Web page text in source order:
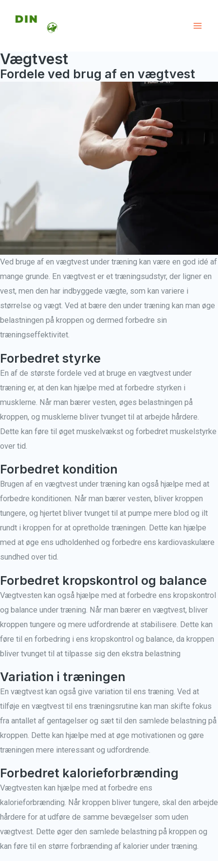
Vægtvest
Fordele ved brug af en vægtvest
Ved bruge af en vægtvest under træning kan være en god idé af
mange grunde. En vægtvest er et træningsudstyr, der ligner en
vest, men den har indbyggede vægte, som kan variere i
størrelse og vægt. Ved at bære den under træning kan man øge
belastningen på kroppen og dermed forbedre sin
træningseffektivitet.
Forbedret styrke
En af de største fordele ved at bruge en vægtvest under
træning er, at den kan hjælpe med at forbedre styrken i
musklerne. Når man bærer vesten, øges belastningen på
kroppen, og musklerne bliver tvunget til at arbejde hårdere.
Dette kan føre til øget muskelvækst og forbedret muskelstyrke
over tid.
Forbedret kondition
Brugen af en vægtvest under træning kan også hjælpe med at
forbedre konditionen. Når man bærer vesten, bliver kroppen
tungere, og hjertet bliver tvunget til at pumpe mere blod og ilt
rundt i kroppen for at opretholde træningen. Dette kan hjælpe
med at øge ens udholdenhed og forbedre ens kardiovaskulære
sundhed over tid.
Forbedret kropskontrol og balance
Vægtvesten kan også hjælpe med at forbedre ens kropskontrol
og balance under træning. Når man bærer en vægtvest, bliver
kroppen tungere og mere udfordrende at stabilisere. Dette kan
føre til en forbedring i ens kropskontrol og balance, da kroppen
bliver tvunget til at tilpasse sig den ekstra belastning
Variation i træningen
En vægtvest kan også give variation til ens træning. Ved at
tilføje en vægtvest til ens træningsrutine kan man skifte fokus
fra antallet af gentagelser og sæt til den samlede belastning på
kroppen. Dette kan hjælpe med at øge motivationen og gøre
træningen mere interessant og udfordrende.
Forbedret kalorieforbrænding
Vægtvesten kan hjælpe med at forbedre ens
kalorieforbrænding. Når kroppen bliver tungere, skal den arbejde
hårdere for at udføre de samme bevægelser som uden
vægtvest. Dette øger den samlede belastning på kroppen og
kan føre til en større forbrænding af kalorier under træning.